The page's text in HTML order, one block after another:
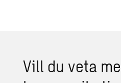
Vill du veta